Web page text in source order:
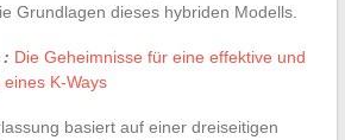
Grundlagen dieses hybriden Modells.
: Die Geheimnisse für eine effektive und
K-Ways
basiert auf einer dreiseitigen